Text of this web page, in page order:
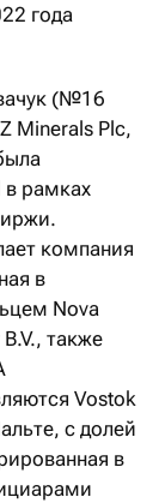
года
(№16
Minerals Plc,
в рамках
компания
в
Nova
также
Vostok
с долей
в